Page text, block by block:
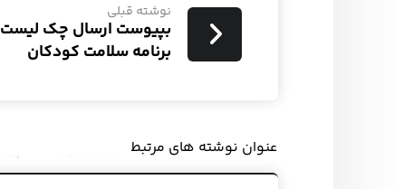
نوشته قبلی
بپیوست ارسال چک لیست
برنامه سلامت کودکان
عنوان ‫نوشته های مرتبط